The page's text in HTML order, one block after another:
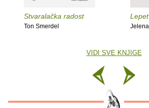
Stvaralačka radost
Ton Smerdel
Lepet
VIDI SVE KNJIGE